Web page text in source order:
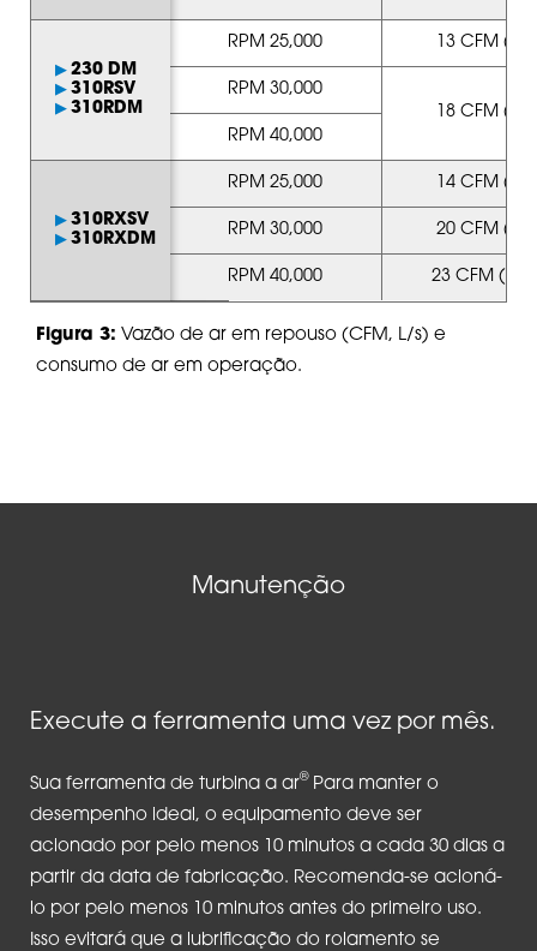
230 DM
310RSV
310RDM
310RXSV
310RXDM
RPM 25,000 13 CFM
RPM 30,000
18 CFM
RPM 40,000
RPM 25,000 14 CFM
RPM 30,000 20 CFM
RPM 40,000 23 CFM
Figura 3: Vazão de ar em repouso (CFM, L/s) e
consumo de ar em operação.
Manutenção
Execute a ferramenta uma vez por mês.
Sua ferramenta de turbina a ar® Para manter o
desempenho ideal, o equipamento deve ser
acionado por pelo menos 10 minutos a cada 30 dias a
partir da data de fabricação. Recomenda-se acioná-
lo por pelo menos 10 minutos antes do primeiro uso.
Isso evitará que a lubrificação do rolamento se